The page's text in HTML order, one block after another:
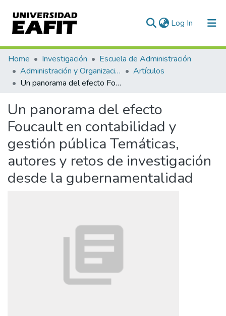
Log In (current)
Communities & Collections
All of DSpace
Home Investigación
Escuela de Administración
Administración y Organizaciones
Artículos
Un panorama del efecto Foucault en contabilidad y gestión pública Temáticas, autores y retos de investigación desde la gubernamentalidad
Un panorama del efecto
Foucault en contabilidad y
gestión pública Temáticas,
autores y retos de investigación
desde la gubernamentalidad